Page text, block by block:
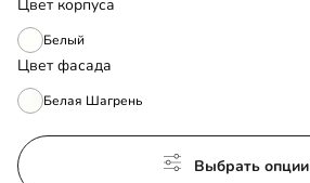
Цвет корпуса
Белый
Цвет фасада
Белая Шагрень
Выбрать опции